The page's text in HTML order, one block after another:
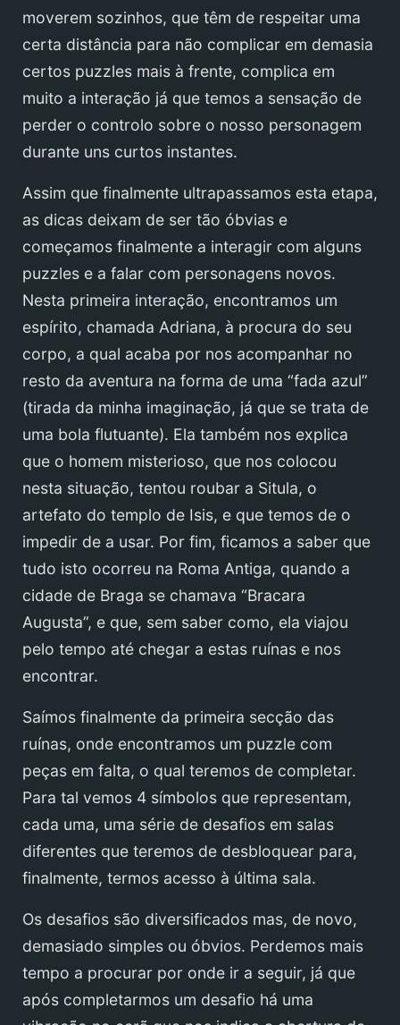
moverem sozinhos, que têm de respeitar uma
certa distância para não complicar em demasia
certos puzzles mais à frente, complica em
muito a interação já que temos a sensação de
perder o controlo sobre o nosso personagem
durante uns curtos instantes.
Assim que finalmente ultrapassamos esta etapa,
as dicas deixam de ser tão óbvias e
começamos finalmente a interagir com alguns
puzzles e a falar com personagens novos.
Nesta primeira interação, encontramos um
espírito, chamada Adriana, à procura do seu
corpo, a qual acaba por nos acompanhar no
resto da aventura na forma de uma “fada azul”
(tirada da minha imaginação, já que se trata de
uma bola flutuante). Ela também nos explica
que o homem misterioso, que nos colocou
nesta situação, tentou roubar a Situla, o
artefato do templo de Isis, e que temos de o
impedir de a usar. Por fim, ficamos a saber que
tudo isto ocorreu na Roma Antiga, quando a
cidade de Braga se chamava “Bracara
Augusta”, e que, sem saber como, ela viajou
pelo tempo até chegar a estas ruínas e nos
encontrar.
Saímos finalmente da primeira secção das
ruínas, onde encontramos um puzzle com
peças em falta, o qual teremos de completar.
Para tal vemos 4 símbolos que representam,
cada uma, uma série de desafios em salas
diferentes que teremos de desbloquear para,
finalmente, termos acesso à última sala.
Os desafios são diversificados mas, de novo,
demasiado simples ou óbvios. Perdemos mais
tempo a procurar por onde ir a seguir, já que
após completarmos um desafio há uma